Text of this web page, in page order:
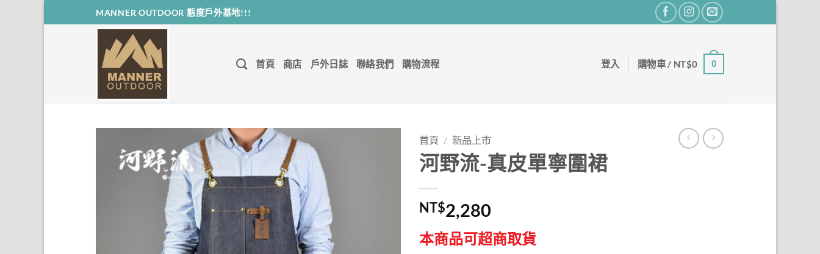
to
MANNER OUTDOOR 態度戶外基地!!!
首頁 商店 戶外日誌 聯絡我們 購物流程 登入 購物車 / NT$0 0
首頁 / 新品上市
河野流-真皮單寧圍裙
NT$2,280
本商品可超商取貨